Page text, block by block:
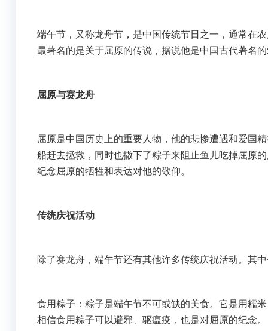
端午节，又称龙舟节，是中国传统节日之一，通常在
最著名的是关于屈原的传说，据说他是中国古代著名
屈原与赛龙舟
屈原是中国历史上的重要人物，他的悲惨遭遇和爱国
船赶去拯救，同时也撒下了粽子来阻止鱼儿吃掉屈原
纪念屈原的牺牲和表达对他的敬仰。
传统庆祝活动
除了赛龙舟，端午节还有其他许多传统庆祝活动。其
食用粽子：粽子是端午节不可或缺的美食。它是用糯
相信食用粽子可以避邪、驱瘟疫，也是对屈原的纪念。